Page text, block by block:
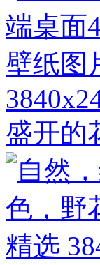
盛开的